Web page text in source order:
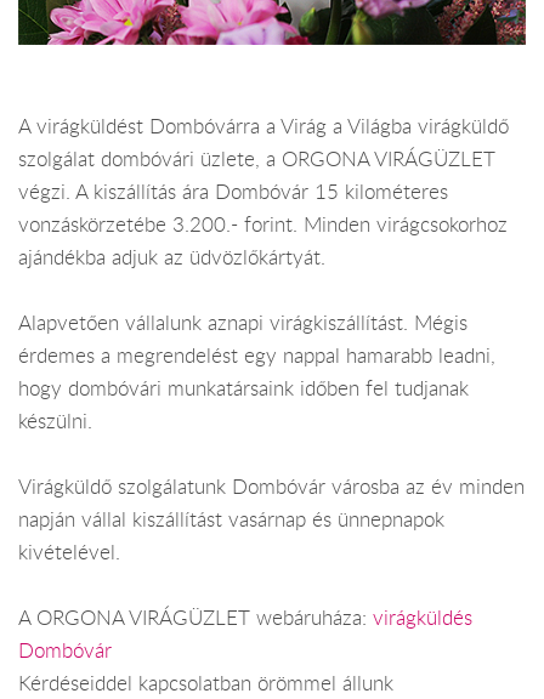
A virágküldést Dombóvárra a Virág a Világba virágküldő
szolgálat dombóvári üzlete, a ORGONA VIRÁGÜZLET
végzi. A kiszállítás ára Dombóvár 15 kilométeres
vonzáskörzetébe 3.200.- forint. Minden virágcsokorhoz
ajándékba adjuk az üdvözlőkártyát.
Alapvetően vállalunk aznapi virágkiszállítást. Mégis
érdemes a megrendelést egy nappal hamarabb leadni,
hogy dombóvári munkatársaink időben fel tudjanak
készülni.
Virágküldő szolgálatunk Dombóvár városba az év minden
napján vállal kiszállítást vasárnap és ünnepnapok
kivételével.
A ORGONA VIRÁGÜZLET webáruháza: virágküldés
Dombóvár
Kérdéseiddel kapcsolatban örömmel állunk